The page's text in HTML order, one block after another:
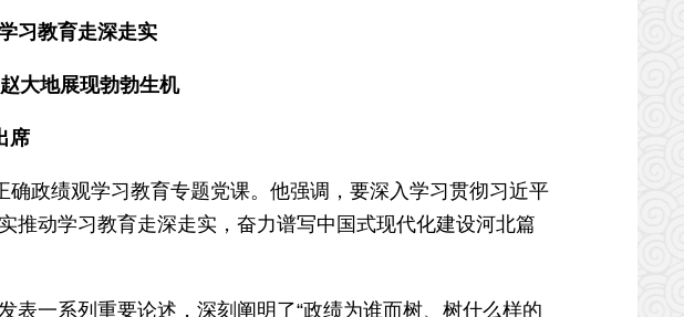
习教育走深走实
大地展现勃勃生机
席
政绩观学习教育专题党课。他强调，要深入学习贯彻习近平
推动学习教育走深走实，奋力谱写中国式现代化建设河北篇
一系列重要论述，深刻阐明了“政绩为谁而树、树什么样的